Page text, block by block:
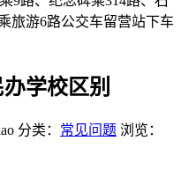
旅游6路公交车留营站下车
学校区别
分类： 常见问题 浏览：